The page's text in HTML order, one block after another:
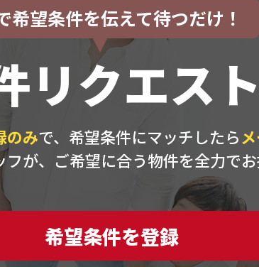
希望条件を伝えて待つだけ！
リクエス
のみで、希望条件にマッチしたら
が、ご希望に合う物件を全力で
希望条件を登録